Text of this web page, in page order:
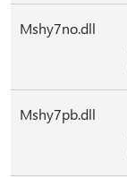
Mshy7no.dll
Mshy7pb.dll